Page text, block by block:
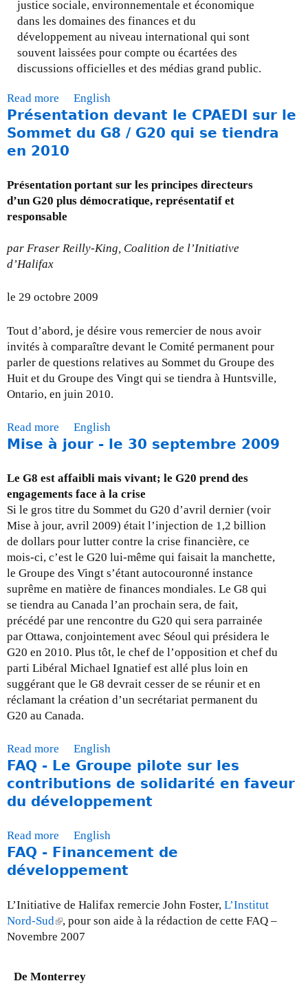
c
l
i
m
a
q
u
e
e
t
l
p
t
é
a
u
G
G
0
p
o
l
i
t
u
e
:
e
m
n
-
-
i
l
d
a
l
r
é
p
o
n
s
e
à
l
a
c
r
i
s
e
f
a
n
c
e
m
n
d
i
justice sociale, environnementale et économique
dans les domaines des finances et du
développement au niveau international qui sont
souvent laissées pour compte ou écartées des
discussions officielles et des médias grand public.
Read more
b
o
u
’
é
v
e
8
(
“
D
e
n
t
e
l
y
n
o
t
t
h
e
G
8
”
)
English
Présentation devant le CPAEDI sur le
Sommet du G8 / G20 qui se tiendra
en 2010
Présentation portant sur les principes directeurs
d’un G20 plus démocratique, représentatif et
responsable
par Fraser Reilly-King, Coalition de l’Initiative
d’Halifax
le 29 octobre 2009
Tout d’abord, je désire vous remercier de nous avoir
invités à comparaître devant le Comité permanent pour
parler de questions relatives au Sommet du Groupe des
Huit et du Groupe des Vingt qui se tiendra à Huntsville,
Ontario, en juin 2010.
Read more
b
u
t
P
r
é
s
e
n
t
a
i
o
n
d
e
n
l
e
A
E
I
s
u
e
English
Mise à jour - le 30 septembre 2009
Le G8 est affaibli mais vivant; le G20 prend des
engagements face à la crise
Si le gros titre du Sommet du G20 d’avril dernier (voir
Mise à jour, avril 2009) était l’injection de 1,2 billion
de dollars pour lutter contre la crise financière, ce
mois-ci, c’est le G20 lui-même qui faisait la manchette,
le Groupe des Vingt s’étant autocouronné instance
suprême en matière de finances mondiales. Le G8 qui
se tiendra au Canada l’an prochain sera, de fait,
précédé par une rencontre du G20 qui sera parrainée
par Ottawa, conjointement avec Séoul qui présidera le
G20 en 2010. Plus tôt, le chef de l’opposition et chef du
parti Libéral Michael Ignatief est allé plus loin en
suggérant que le G8 devrait cesser de se réunir et en
réclamant la création d’un secrétariat permanent du
G20 au Canada.
Read more
b
o
u
i
s
e
j
o
u
English
FAQ - Le Groupe pilote sur les
contributions de solidarité en faveur
du développement
Read more
b
o
F
A
L
English
FAQ - Financement de
développement
L’Initiative de Halifax remercie John Foster, L’Institut
Nord-Sud(
l
k
, pour son aide à la rédaction de cette FAQ –
Novembre 2007
De Monterrey